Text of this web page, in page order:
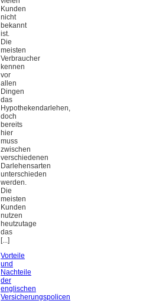
Kunden
nicht
bekannt
ist.
Die
meisten
Verbraucher
kennen
vor
allen
Dingen
das
Hypothekendarlehen,
doch
bereits
hier
muss
zwischen
verschiedenen
Darlehensarten
unterschieden
werden.
Die
meisten
Kunden
nutzen
heutzutage
das
[...]
Vorteile
und
Nachteile
der
englischen
Versicherungspolicen